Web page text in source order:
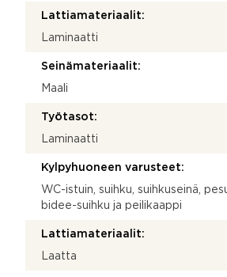
Lattiamateriaalit:
Laminaatti
Seinämateriaalit:
Maali
Työtasot:
Laminaatti
Kylpyhuoneen varusteet:
WC-istuin, suihku, suihkuseinä,
bidee-suihku ja peilikaappi
Lattiamateriaalit:
Laatta